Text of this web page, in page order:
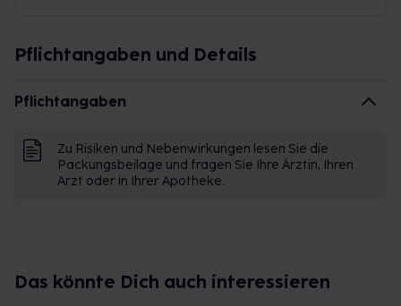
Pflichtangaben und Details
Pflichtangaben
Zu Risiken und Nebenwirkungen lesen Sie die
Packungsbeilage und fragen Sie Ihre Ärztin, Ihren
Arzt oder in Ihrer Apotheke.
Das könnte Dich auch interessieren